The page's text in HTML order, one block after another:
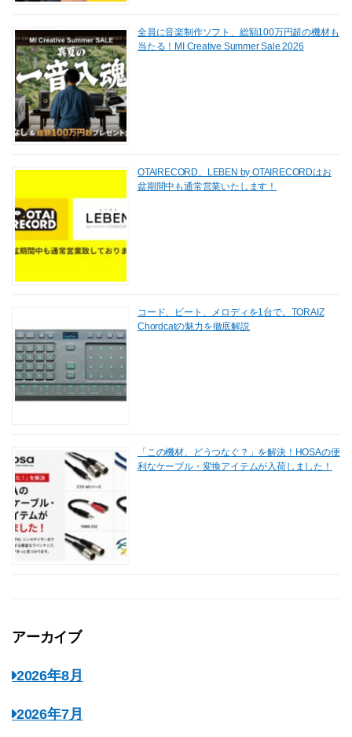
全員に音楽制作ソフト、総額100万円超の機材も
当たる！MI Creative Summer Sale 2026
OTAIRECORD、LEBEN by OTAIRECORDはお
盆期間中も通常営業いたします！
コード、ビート、メロディを1台で。TORAIZ
Chordcatの魅力を徹底解説
「この機材、どうつなぐ？」を解決！HOSAの便
利なケーブル・変換アイテムが入荷しました！
アーカイブ
2026年8月
2026年7月